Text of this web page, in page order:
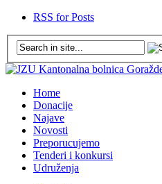
RSS for Posts
Home
Donacije
Najave
Novosti
Preporucujemo
Tenderi i konkursi
Udruženja